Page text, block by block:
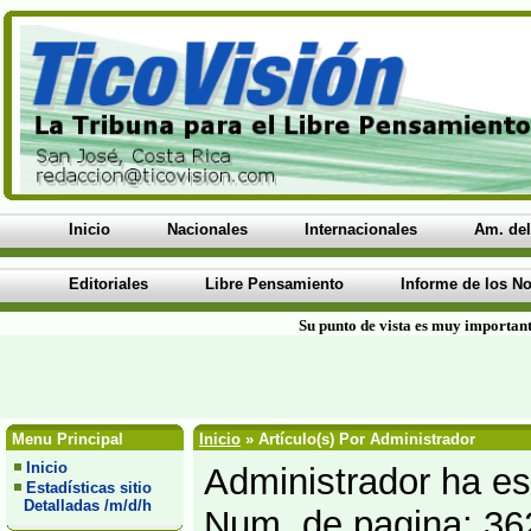
Inicio Nacionales Internacionales Am.
Editoriales Libre Pensamiento Informe de los
Su punto de vista es muy
Menu Principal
Inicio
Estadísticas sitio
Detalladas /m/d/h
Inicio » Artículo(s) Por Administrador
Administrador ha